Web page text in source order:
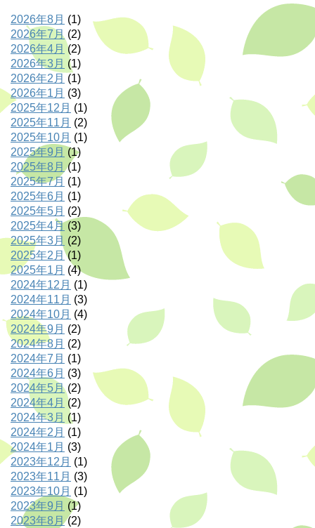
2026年8月 (1)
2026年7月 (2)
2026年4月 (2)
2026年3月 (1)
2026年2月 (1)
2026年1月 (3)
2025年12月 (1)
2025年11月 (2)
2025年10月 (1)
2025年9月 (1)
2025年8月 (1)
2025年7月 (1)
2025年6月 (1)
2025年5月 (2)
2025年4月(3)
2025年3月 (2)
2025年2月 (1)
2025年1月 (4)
2024年12月 (1)
2024年11月 (3)
2024年10月 (4)
2024年9月 (2)
2024年8月 (2)
2024年7月 (1)
2024年6月 (3)
2024年5月(2)
2024年4月 (2)
2024年3月 (1)
2024年2月 (1)
2024年1月 (3)
2023年12月 (1)
2023年11月 (3)
2023年10月 (1)
2023年9月 (1)
2023年8月(2)